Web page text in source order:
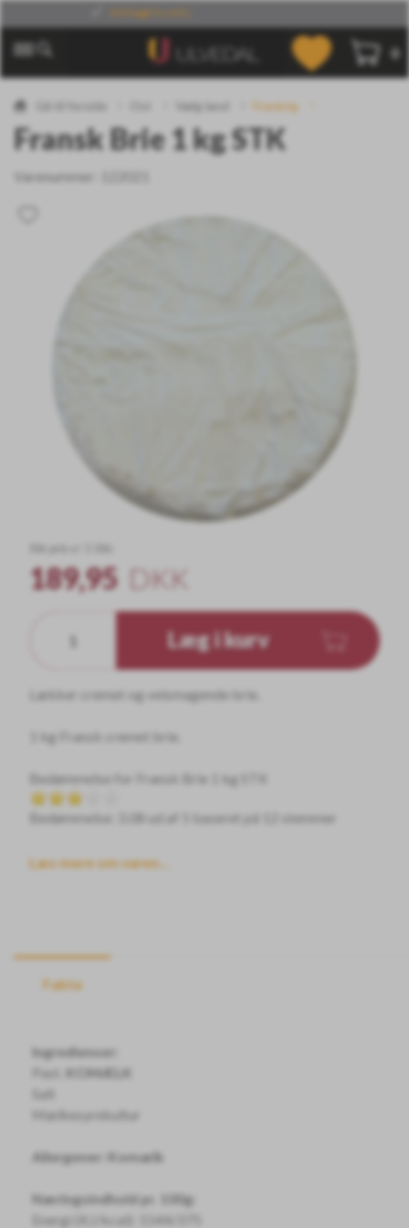
0
Vælg land Frankrig
Fransk Brie 1 kg STK
Varenummer:
Stk pris v/ 1 Stk:
189,95 DKK
Læg i kurv
Lækker cremet og velsmagende brie.
1 kg Fransk cremet brie.
Bedømmelse for Fransk Brie 1 kg STK
Bedømmelse: 3.08 ud af 5 baseret på stemmer
Læs mere om varen...
Fakta
Ingredienser:
Past.
KOMÆLK
Salt
Mælkesyrekultur
Allergener: Komælk
Næringsindhold pr. 100g:
Energi (KJ/kcal): 1544/375